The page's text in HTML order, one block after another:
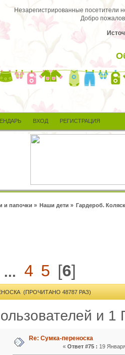
Незарегистрированные посетители
Добро
ВХОД РЕГИСТРАЦИЯ
и папочки » Наши дети » Гардероб.
... 4 5 [6]
(ПРОЧИТАНО 48787 РАЗ)
и 1
Re: Сумка-переноска
«Ответ #75 : 19